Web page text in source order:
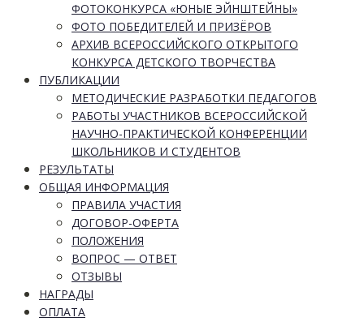
ФОТОКОНКУРСА «ЮНЫЕ ЭЙНШТЕЙНЫ»
ФОТО ПОБЕДИТЕЛЕЙ И ПРИЗЁРОВ
АРХИВ ВСЕРОССИЙСКОГО ОТКРЫТОГО
КОНКУРСА ДЕТСКОГО ТВОРЧЕСТВА
ПУБЛИКАЦИИ
МЕТОДИЧЕСКИЕ РАЗРАБОТКИ ПЕДАГОГОВ
РАБОТЫ УЧАСТНИКОВ ВСЕРОССИЙСКОЙ
НАУЧНО-ПРАКТИЧЕСКОЙ КОНФЕРЕНЦИИ
ШКОЛЬНИКОВ И СТУДЕНТОВ
РЕЗУЛЬТАТЫ
ОБЩАЯ ИНФОРМАЦИЯ
ПРАВИЛА УЧАСТИЯ
ДОГОВОР-ОФЕРТА
ПОЛОЖЕНИЯ
ВОПРОС — ОТВЕТ
ОТЗЫВЫ
НАГРАДЫ
ОПЛАТА